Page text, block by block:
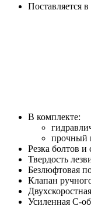
Поставляется
В комплекте:
прочный
Резка болтов и
Твердость
Безлюфтовая
Клапан
Усиленная С-